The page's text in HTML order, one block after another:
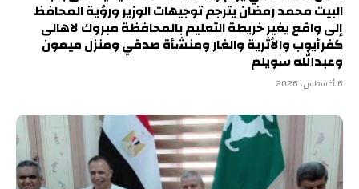
البيت محمد رمضان يترجم توجيهات الوزير ورؤية المحافظ
إلى واقع يغير خريطة التعليم بالمحافظة مبروك لاهالى
كفرأيوب والأثرية والغار ومنشأة صدقي ومنزل ميمون
وعبدالله سويلم
6 أغسطس، 2026